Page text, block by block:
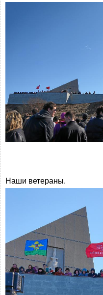
Наши ветераны.